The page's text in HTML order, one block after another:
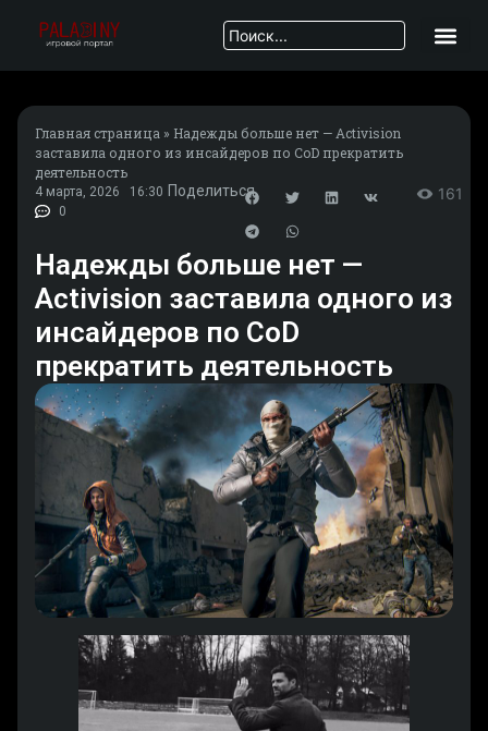
Главная страница » Надежды больше нет — Activision
заставила одного из инсайдеров по CoD прекратить
деятельность
4 марта, 2026
16:30
0
Поделиться 161
Надежды больше нет —
Activision заставила одного из
инсайдеров по CoD
прекратить деятельность